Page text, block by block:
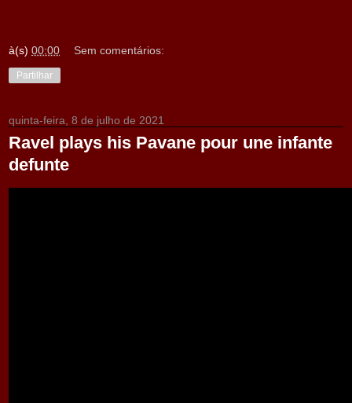
à(s) 00:00 Sem comentários:
Partilhar
quinta-feira, 8 de julho de 2021
Ravel plays his Pavane pour une infante
defunte